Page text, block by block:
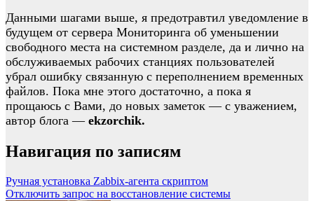
Данными шагами выше, я предотравтил уведомление в
будущем от сервера Мониторинга об уменьшении
свободного места на системном разделе, да и лично на
обслуживаемых рабочих станциях пользователей
убрал ошибку связанную с переполнением временных
файлов. Пока мне этого достаточно, а пока я
прощаюсь с Вами, до новых заметок — с уважением,
автор блога — ekzorchik.
Навигация по записям
Ручная установка Zabbix-агента скриптом
Отключить запрос на восстановление системы